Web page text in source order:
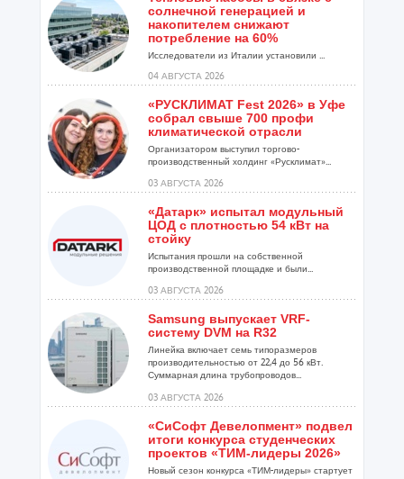
солнечной генерацией и
накопителем снижают
потребление на 60%
Исследователи из Италии установили ...
04 АВГУСТА 2026
«РУСКЛИМАТ Fest 2026» в Уфе
собрал свыше 700 профи
климатической отрасли
Организатором выступил торгово-
производственный холдинг «Русклимат»...
03 АВГУСТА 2026
«Датарк» испытал модульный
ЦОД с плотностью 54 кВт на
стойку
Испытания прошли на собственной
производственной площадке и были...
03 АВГУСТА 2026
Samsung выпускает VRF-
систему DVM на R32
Линейка включает семь типоразмеров
производительностью от 22,4 до 56 кВт.
Суммарная длина трубопроводов...
03 АВГУСТА 2026
«СиСофт Девелопмент» подвел
итоги конкурса студенческих
проектов «ТИМ-лидеры 2026»
Новый сезон конкурса «ТИМ-лидеры» стартует